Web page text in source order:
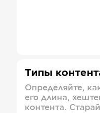
Типы
Определяйте,
его длина,
контента.